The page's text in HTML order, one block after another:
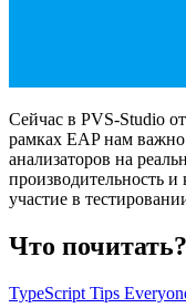
Сейчас в PVS-Studio
рамках EAP нам
анализаторов на
производительность
участие в
Что почитать?
TypeScript Tips